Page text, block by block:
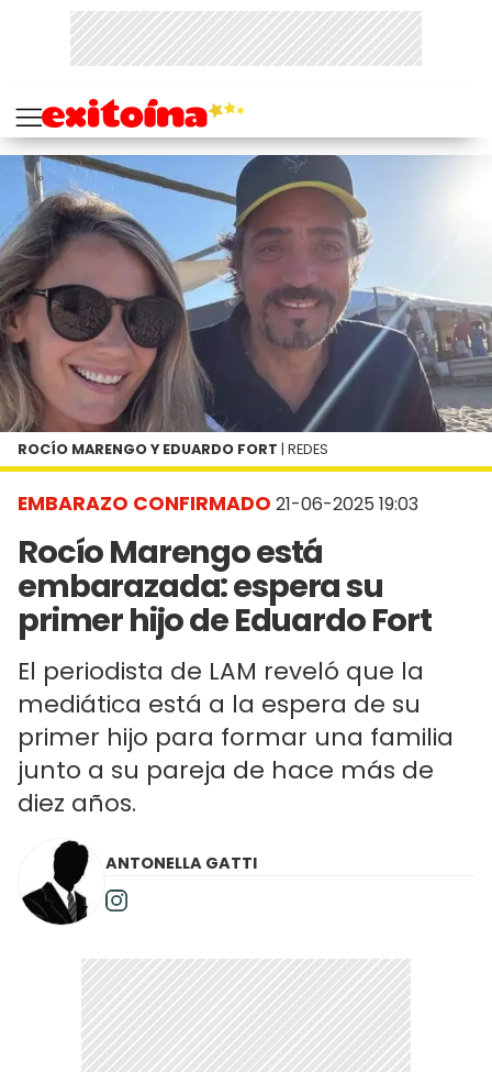
EMBARAZO CONFIRMADO 21-06-2025 19:03
Rocío Marengo está
embarazada: espera su
primer hijo de Eduardo Fort
El periodista de LAM reveló que la
mediática está a la espera de su
primer hijo para formar una familia
junto a su pareja de hace más de
diez años.
ROCÍO MARENGO Y EDUARDO FORT | REDES
ANTONELLA GATTI